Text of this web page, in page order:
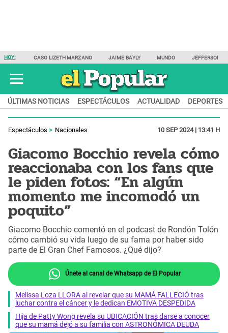
HOY: CASO LIZETH MARZANO JAIME BAYLY MUNDO JEFFERSON
ÚLTIMAS NOTICIAS ESPECTÁCULOS ACTUALIDAD DEPORTES
Espectáculos Nacionales 10 SEP 2024 | 13:41 H
Giacomo Bocchio revela cómo
reaccionaba con los fans que
le piden fotos: “En algún
momento me incomodó un
poquito”
Giacomo Bocchio comentó en el podcast de Rondón Tolón
cómo cambió su vida luego de su fama por haber sido
parte de El Gran Chef Famosos. ¿Qué dijo?
Únete al canal de Whatsapp de El Popular
Melissa Loza LLORA al revelar que su MAMÁ FALLECIÓ tras
luchar contra el cáncer y le dedican EMOTIVA DESPEDIDA
Hija de Patty Wong revela su UBICACIÓN tras darse a conocer
que su mamá dejó a su familia con ASTRONÓMICA DEUDA